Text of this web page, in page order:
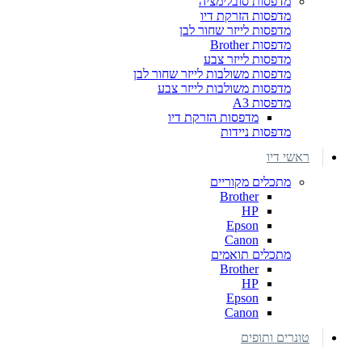
מדפסות הזרקת דיו
מדפסות לייזר שחור לבן
מדפסות Brother
מדפסות לייזר צבע
מדפסות משולבות לייזר שחור לבן
מדפסות משולבות לייזר צבע
מדפסות A3
מדפסות הזרקת דיו
מדפסות ניידות
ראשי דיו
מתכלים מקוריים
Brother
HP
Epson
Canon
מתכלים תואמים
Brother
HP
Epson
Canon
טונרים ותופים